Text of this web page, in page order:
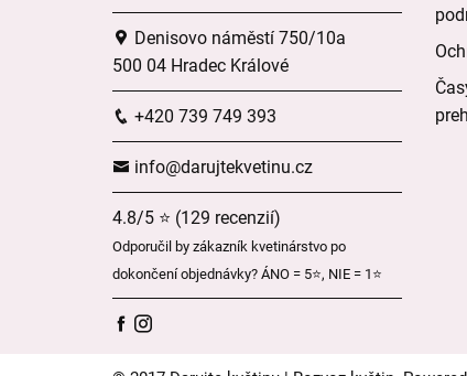
Denisovo náměstí 750/10a
500 04 Hradec Králové
+420 739 749 393
info@darujtekvetinu.cz
4.8/5 ⭐ (129 recenzií)
Odporučil by zákazník kvetinárstvo po
dokončení objednávky? ÁNO = 5⭐, NIE = 1⭐